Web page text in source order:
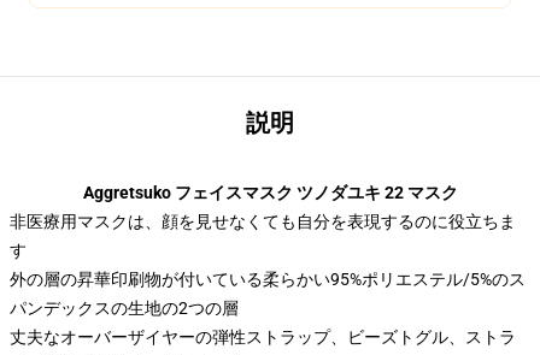
説明
Aggretsuko フェイスマスク ツノダユキ 22 マスク
非医療用マスクは、顔を見せなくても自分を表現するのに役立ちま
す
外の層の昇華印刷物が付いている柔らかい95%ポリエステル/5%のス
パンデックスの生地の2つの層
丈夫なオーバーザイヤーの弾性ストラップ、ビーズトグル、ストラ